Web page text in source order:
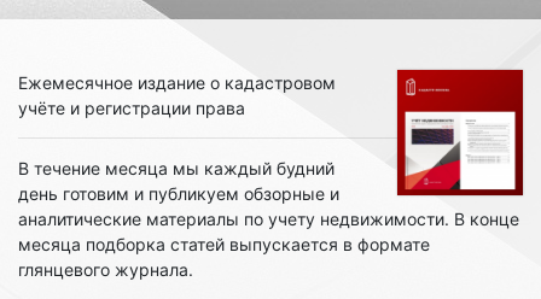
Ежемесячное издание о кадастровом
учёте и регистрации права
В течение месяца мы каждый будний
день готовим и публикуем обзорные и
аналитические материалы по учету недвижимости. В конце
месяца подборка статей выпускается в формате
глянцевого журнала.